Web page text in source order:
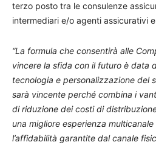
terzo posto tra le consulenze
intermediari e/o agenti assicurativi
“La formula che consentirà alle
vincere la sfida con il futuro è data
tecnologia e personalizzazione del
sarà vincente perché combina i
diriduzione dei costi di
una migliore esperienza
l’affidabilità garantite dal canale